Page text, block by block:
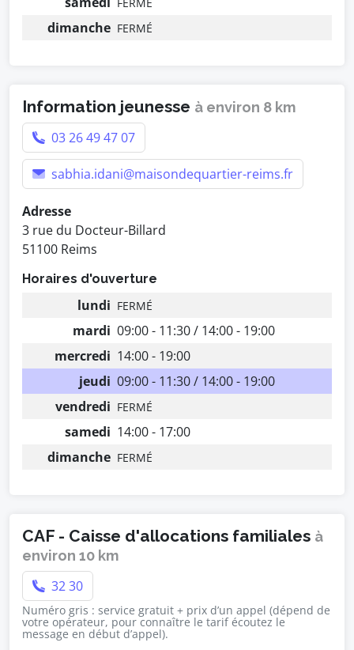
dimanche FERMÉ
Information jeunesse à environ 8 km
03 26 49 47 07
sabhia.idani@maisondequartier-reims.fr
Adresse
3 rue du Docteur-Billard
51100 Reims
Horaires d'ouverture
lundi FERMÉ
mardi 09:00 - 11:30 / 14:00 - 19:00
mercredi 14:00 - 19:00
jeudi 09:00 - 11:30 / 14:00 - 19:00
vendredi FERMÉ
samedi 14:00 - 17:00
dimanche FERMÉ
CAF - Caisse d'allocations familiales à
environ 10 km
32 30
Numéro gris : service gratuit + prix d’un appel (dépend de
votre opérateur, pour connaître le tarif écoutez le
message en début d’appel).